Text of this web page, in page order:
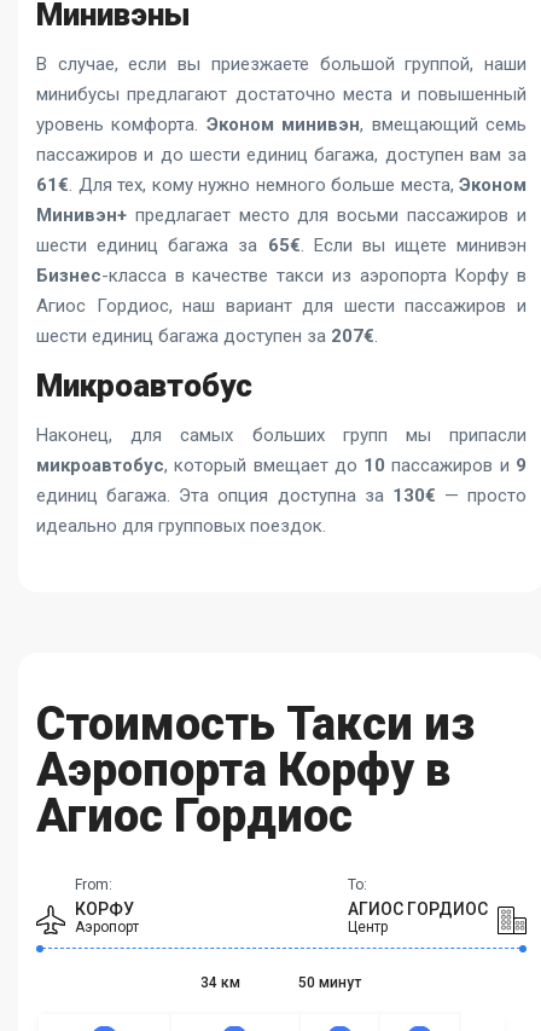
Минивэны
В случае, если вы приезжаете большой группой, наши
минибусы предлагают достаточно места и повышенный
уровень комфорта. Эконом минивэн, вмещающий семь
пассажиров и до шести единиц багажа, доступен вам за
61€. Для тех, кому нужно немного больше места, Эконом
Минивэн+ предлагает место для восьми пассажиров и
шести единиц багажа за 65€. Если вы ищете минивэн
Бизнес-класса в качестветакси из аэропорта Корфу в
Агиос Гордиос, наш вариант для шести пассажиров и
шести единиц багажа доступен за 207€.
Микроавтобус
Наконец, для самых больших групп мы припасли
микроавтобус, который вмещает до 10пассажиров и 9
единиц багажа. Эта опция доступна за 130€ — просто
идеально для групповых поездок.
Стоимость Такси из
Аэропорта Корфу в
Агиос Гордиос
From:
КОРФУ
Аэропорт
To:
АГИОС ГОРДИОС
Центр
34 км 50 минут